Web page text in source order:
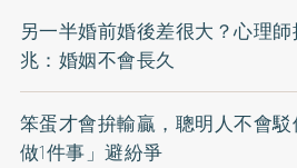
另一半婚前婚後差很大？心理
兆：婚姻不會長久
笨蛋才會拚輸贏，聰明人不會
做1件事」避紛爭